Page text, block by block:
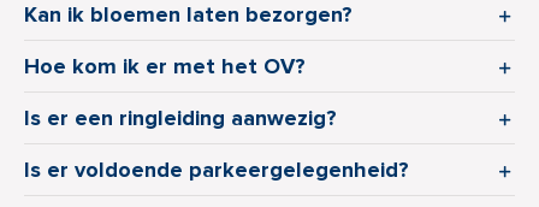
Kan ik bloemen laten bezorgen?
Hoe kom ik er met het OV?
Is er een ringleiding aanwezig?
Is er voldoende parkeergelegenheid?